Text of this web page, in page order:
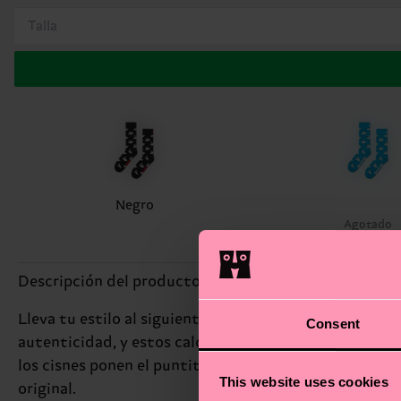
Consent
This website uses cookies
Talla
Negro
Agotado
Descripción del producto
Lleva tu estilo al siguiente nivel con nuestros Swan
autenticidad, y estos calcetines atrevidos son tu
los cisnes ponen el puntito soñador. ¿Formal o
original.